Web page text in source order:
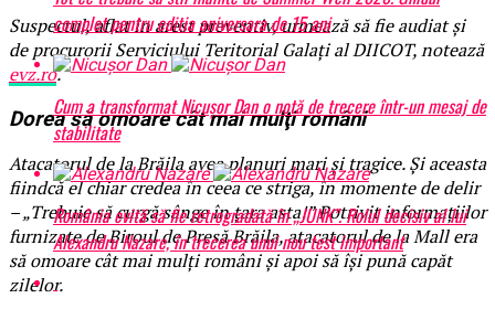
Suspectul, aflat în arest preventiv, urmează să fie audiat şi
de procurorii Serviciului Teritorial Galaţi al DIICOT, notează
evz.ro.
Dorea să omoare cât mai mulţi români
Atacatorul de la Brăila avea planuri mari şi tragice. Şi aceasta
fiindcă el chiar credea în ceea ce striga, în momente de delir
– „Trebuie să curgă sânge în ţara asta!” Potrivit informaţiilor
furnizate de Biroul de Presă Brăila, atacatorul de la Mall era
să omoare cât mai mulţi români şi apoi să îşi pună capăt
zilelor.
complet pentru editia aniversara de 15 ani
Cum a transformat Nicușor Dan o notă de trecere într-un mesaj de
stabilitate
România evită să fie retrogradată în „JUNK”. Rolul decisiv al lui
Alexandru Nazare, în trecerea unui nou test important